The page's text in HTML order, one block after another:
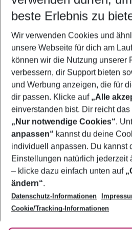
5-8 Nächte
2 Erwachsene Keine Kinder
Mehr Filter
Footer
Footer navigation
Über uns
AGB
Bestpreisgarantie
Cookie-Einstellungen ändern
Cookie-Richtlinie
Agenturbetreuung
Barrierefreies Reisen
Folge uns
beste Erlebnis zu
Wir verwenden Cookies und
unsere Webseite für dich am
können wir die Nutzung unserer
verbessern, dir Support bieten
und Werbung anzeigen, die für
dir passen. Klicke auf „Alle
einverstanden bist. Dir reicht
„Nur notwendige Cookies“.
anpassen“ kannst du deine
individuell anpassen. Du kannst
Einstellungen natürlich jederzeit
– klicke dazu einfach unten auf
ändern“.
Datenschutz-Informationen
Cookie/Tracking-Informationen